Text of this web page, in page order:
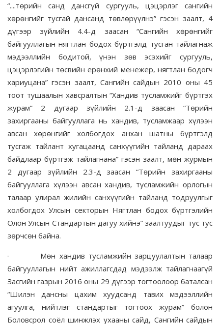
“....төрийн санд дансгүй сургууль, цэцэрлэг сангийн
хөрөнгийг тусгай дансанд төвлөрүүлнэ” гэсэн заалт, 4
дүгээр зүйлийн 4.4-д заасан “Сангийн хөрөнгийг
байгууллагын нягтлан бодох бүртгэлд тусган тайлагнаж
мэдээллийн бодитой, үнэн зөв эсэхийг сургууль,
цэцэрлэгийн төсвийн ерөнхий менежер, нягтлан бодогч
хариуцана” гэсэн заалт, Сангийн сайдын 2010 оны 45
тоот тушаалын хавсралтын “Хандив тусламжийг бүртгэх
журам” 2 дугаар зүйлийн 2.1-д заасан “Төрийн
захиргааны байгууллага нь хандив, тусламжаар хүлээн
авсан хөрөнгийг холбогдох анхан шатны бүртгэлд
тусгаж тайлант хугацаанд санхүүгийн тайланд дараах
байдлаар бүртгэж тайлагнана” гэсэн заалт, мөн журмын
2 дугаар зүйлийн 2.3-д заасан “Төрийн захиргааны
байгууллага хүлээн авсан хандив, тусламжийн орлогын
талаар улирал жилийн санхүүгийн тайланд тодруулгыг
холбогдох Улсын секторын Нягтлан бодох бүртгэлийн
Олон Улсын Стандартын дагуу хийнэ” заалтуудыг тус тус
зөрчсөн байна.
· Мөн хандив тусламжийн зарцуулалтын талаар
байгууллагын нийт ажиллагсдад мэдээлж тайлагнаагүй
Засгийн газрын 2016 оны 29 дүгээр тогтоолоор баталсан
“Шилэн дансны цахим хуудсанд тавих мэдээллийн
агуулга, нийтлэг стандартыг тогтоох журам” болон
Боловсрол соёл шинжлэх ухааны сайд, Сангийн сайдын